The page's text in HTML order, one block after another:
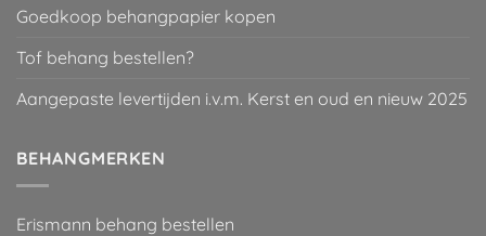
Goedkoop behangpapier kopen
Tof behang bestellen?
Aangepaste levertijden i.v.m. Kerst en oud en nieuw 2025
BEHANGMERKEN
Erismann behang bestellen